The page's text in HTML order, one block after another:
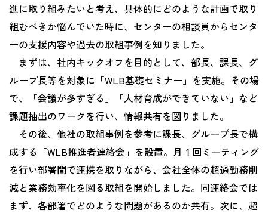
進に取り組みたいと考え、具体的にどのような計画で取り
組むべきか悩んでいた時に、センターの相談員からセンタ
ーの支援内容や過去の取組事例を知りました。
まずは、社内キックオフを目的として、部長、課長、グ
ループ長等を対象に「WLB基礎セミナー」を実施。その場
で、「会議が多すぎる」「人材育成ができていない」など
課題抽出のワークを行い、情報共有を図りました。
その後、他社の取組事例を参考に課長、グループ長で構
成する「WLB推進者連絡会」を設置。月１回ミーティング
を行い部署間で連携を取りながら、会社全体の超過勤務削
減と業務効率化を図る取組を開始しました。同連絡会では
まず、各部署でどのような問題があるのか共有。次に、超